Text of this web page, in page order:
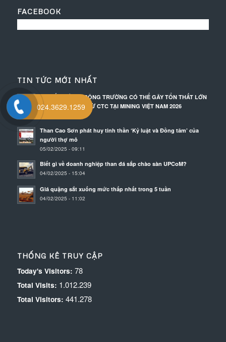
FACEBOOK
TIN TỨC MỚI NHẤT
SỰ CỐ NHỎ TẠI CÔNG TRƯỜNG CÓ THỂ GÂY TỔN THẤT LỚN
– GIẢI PHÁP ĐẾN TỪ CTC TẠI MINING VIỆT NAM 2026
27/03/2026 - 16:59
Than Cao Sơn phát huy tinh thần ‘Kỷ luật và Đồng tâm’ của
người thợ mỏ
05/02/2025 - 09:11
Biết gì về doanh nghiệp than đá sắp chào sàn UPCoM?
04/02/2025 - 15:04
Giá quặng sắt xuống mức thấp nhất trong 5 tuần
04/02/2025 - 11:02
THỐNG KÊ TRUY CẬP
Today's Visitors: 78
Total Visits: 1.012.239
Total Visitors: 441.278
024.3629.1259